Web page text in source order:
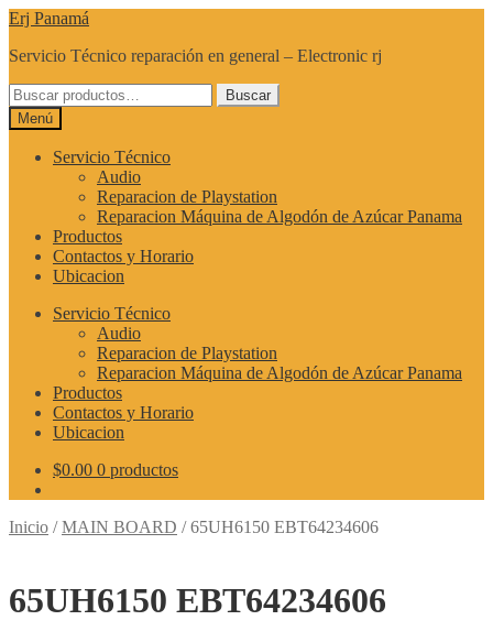
Ir
la
Ir
contenido
Erj Panamá
Servicio Técnico reparación en general – Electronic rj
Buscar
por:
Buscar
Menú
Servicio Técnico
Audio
Reparacion de Playstation
Reparacion Máquina de Algodón de Azúcar Panama
Productos
Contactos y Horario
Ubicacion
Servicio Técnico
Audio
Reparacion de Playstation
Reparacion Máquina de Algodón de Azúcar Panama
Productos
Contactos y Horario
Ubicacion
$0.00 0 productos
Inicio /MAIN BOARD /65UH6150 EBT64234606
65UH6150 EBT64234606